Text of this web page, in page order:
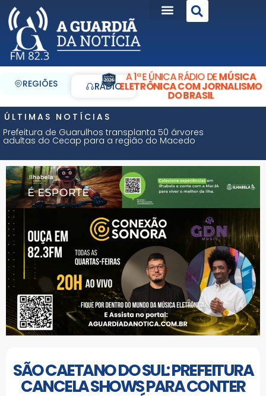
REGIÕES RÁDIO
A 1ª E ÚNICA RÁDIO DEMÚSICA
ELETRÔNICA COM JORNALISMO
DO BRASIL
ÚLTIMAS NOTÍCIAS
Prefeitura de Guarulhos transplanta 50 árvores
adultas do Cecap para a região do Macedo
SÃO CAETANO DO SUL: PREFEITURA
CANCELA SHOWS PARA CONTER